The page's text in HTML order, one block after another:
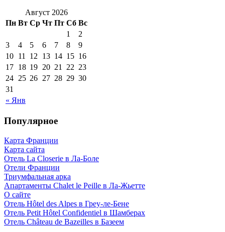
Август 2026
Пн Вт Ср Чт Пт Сб Вс
« Янв
1
2
3
4 5 6 7 8
9
10 11 12 13 14 15 16
17 18 19 20 21 22 23
24 25 26 27 28 29 30
31
Популярное
Карта Франции
Карта сайта
Отель La Closerie в Ла-Боле
Отели Франции
Триумфальная арка
Апартаменты Chalet le Peille в Ла-Жьетте
О сайте
Отель Hôtel des Alpes в Греу-ле-Бене
Отель Petit Hôtel Confidentiel в Шамберах
Отель Château de Bazeilles в Базеем